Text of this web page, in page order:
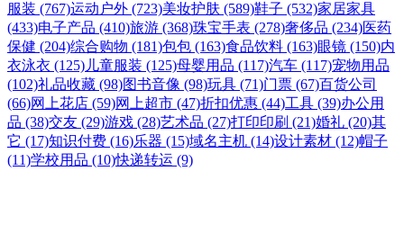
服装 (767)运动户外 (723)美妆护肤 (589)鞋子 (532)家居家具
(433)电子产品 (410)旅游 (368)珠宝手表 (278)奢侈品 (234)医药
保健 (204)综合购物 (181)包包 (163)食品饮料 (163)眼镜 (150)内
衣泳衣 (125) 儿童服装 (125)母婴用品 (117)汽车 (117)宠物用品
(102)礼品收藏 (98)图书音像 (98)玩具 (71)门票 (67)百货公司
(66)网上花店 (59)网上超市 (47)折扣优惠 (44)工具 (39)办公用
品 (38)交友 (29)游戏 (28)艺术品 (27)打印印刷 (21)婚礼 (20)其
它 (17)知识付费 (16)乐器 (15)域名主机 (14)设计素材 (12)帽子
(11)学校用品 (10)快递转运 (9)